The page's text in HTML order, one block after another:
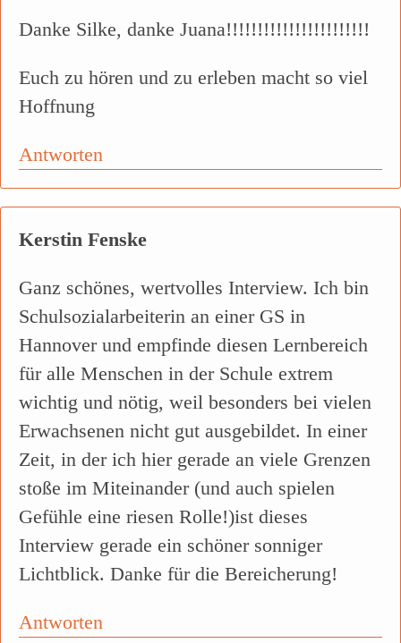
Danke Silke, danke Juana!!!!!!!!!!!!!!!!!!!!!!!
Euch zu hören und zu erleben macht so viel
Hoffnung
Antworten
Kerstin Fenske
Ganz schönes, wertvolles Interview. Ich bin
Schulsozialarbeiterin an einer GS in
Hannover und empfinde diesen Lernbereich
für alle Menschen in der Schule extrem
wichtig und nötig, weil besonders bei vielen
Erwachsenen nicht gut ausgebildet. In einer
Zeit, in der ich hier gerade an viele Grenzen
stoße im Miteinander (und auch spielen
Gefühle eine riesen Rolle!)ist dieses
Interview gerade ein schöner sonniger
Lichtblick. Danke für die Bereicherung!
Antworten